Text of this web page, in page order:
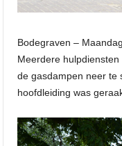
Bodegraven –
Meerdere
de gasdampen neer te
hoofdleiding was